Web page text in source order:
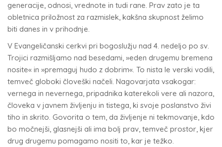
generacije, odnosi, vrednote in tudi rane. Prav zato je ta
obletnica priložnost za razmislek, kakšna skupnost želimo
biti danes in v prihodnje.
V Evangeličanski cerkvi pri bogoslužju nad 4. nedeljo po sv.
Trojici razmišljamo nad besedami, »eden drugemu bremena
nosite« in »premaguj hudo z dobrim«. To nista le verski vodili,
temveč globoki človeški načeli. Nagovarjata vsakogar:
vernega in nevernega, pripadnika katerekoli vere ali nazora,
človeka v javnem življenju in tistega, ki svoje poslanstvo živi
tiho in skrito. Govorita o tem, da življenje ni tekmovanje, kdo
bo močnejši, glasnejši ali ima bolj prav, temveč prostor, kjer
drug drugemu pomagamo nositi to, kar je težko.